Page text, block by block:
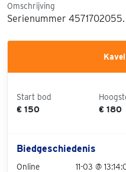
Omschrijving
Serienummer 4571702055.
Start bod
€ 150 € 180
Biedgeschiedenis
Online 11-03 @